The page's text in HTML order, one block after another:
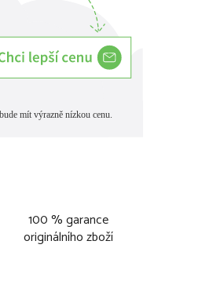
100 % garance
originálního zboží